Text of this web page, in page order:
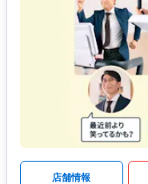
店舗情報